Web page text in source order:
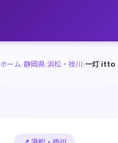
ホーム›静岡県›浜松・掛川›一灯 itto